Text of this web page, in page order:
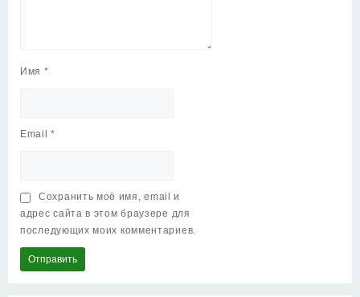
Имя *
Email*
Сохранить моё имя, email и
адрес сайта в этом браузере для
последующих моих комментариев.